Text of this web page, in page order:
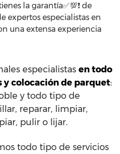
la garantía✅💯❗ de
expertos especialistas en
una extensa experiencia
especialistas en todo
colocación de parquet:
y todo tipo de
reparar, limpiar,
pulir o lijar.
todo tipo de servicios